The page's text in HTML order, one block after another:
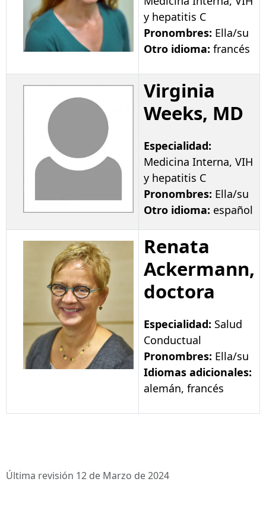
y hepatitis C
Pronombres: Ella/su
Otro idioma: francés
Virginia
Weeks, MD
Especialidad:
Medicina Interna, VIH
y hepatitis C
Pronombres: Ella/su
Otro idioma: español
Renata
Ackermann,
doctora
Especialidad: Salud
Conductual
Pronombres: Ella/su
Idiomas adicionales:
alemán, francés
Última revisión 12 de Marzo de 2024